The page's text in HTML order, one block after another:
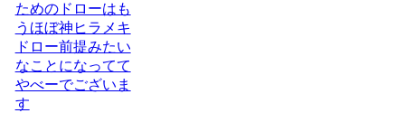
ためのドローはも
うほぼ神ヒラメキ
ドロー前提みたい
なことになってて
やべーでございま
す